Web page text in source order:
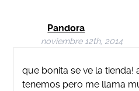
Pandora
noviembre 12th, 2014
que bonita se ve la tienda!
tenemos pero me llama